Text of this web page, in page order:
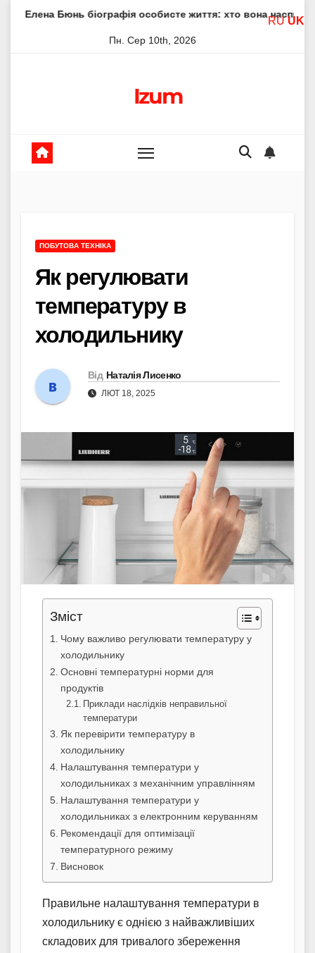
біографія особисте життя: хто вона насправді
Пн. Сер 10th, 2026
Izum
ПОБУТОВА ТЕХНІКА
Як регулювати
температуру в
холодильнику
Від Наталія Лисенко
ЛЮТ 18, 2025
Зміст
Чому важливо регулювати температуру у
холодильнику
Основні температурні норми для
продуктів
Приклади наслідків неправильної
температури
Як перевірити температуру в
холодильнику
Налаштування температури у
холодильниках з механічним управлінням
Налаштування температури у
холодильниках з електронним керуванням
Рекомендації для оптимізації
температурного режиму
Висновок
Правильне налаштування температури в
холодильнику є однією з найважливіших
складових для тривалого збереження
RU UK